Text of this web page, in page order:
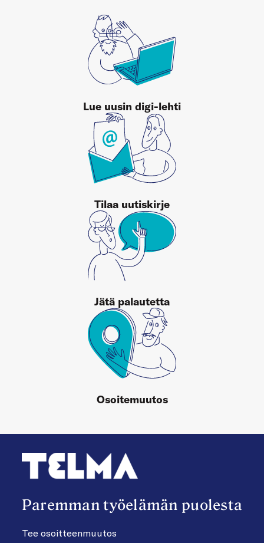
Lue uusin digi-lehti
Tilaa uutiskirje
Jätä palautetta
Osoitemuutos
Paremman työelämän puolesta
Tee osoitteenmuutos